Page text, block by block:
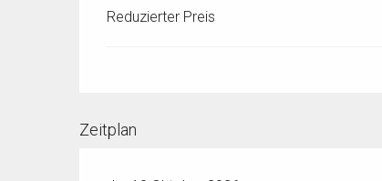
Reduzierter Preis
Zeitplan